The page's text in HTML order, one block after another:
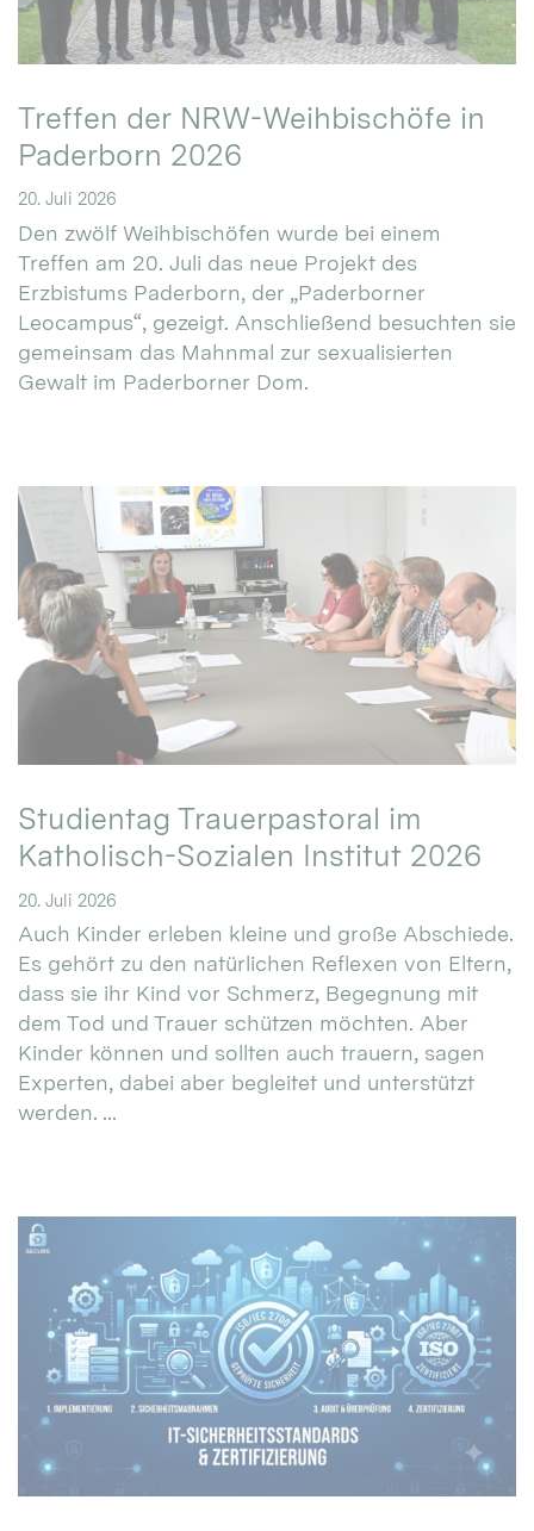
Treffen der NRW-Weihbischöfe in
Paderborn 2026
20. Juli 2026
Den zwölf Weihbischöfen wurde bei einem
Treffen am 20. Juli das neue Projekt des
Erzbistums Paderborn, der „Paderborner
Leocampus“, gezeigt. Anschließend besuchten sie
gemeinsam das Mahnmal zur sexualisierten
Gewalt im Paderborner Dom.
Studientag Trauerpastoral im
Katholisch-Sozialen Institut 2026
20. Juli 2026
Auch Kinder erleben kleine und große Abschiede.
Es gehört zu den natürlichen Reflexen von Eltern,
dass sie ihr Kind vor Schmerz, Begegnung mit
dem Tod und Trauer schützen möchten. Aber
Kinder können und sollten auch trauern, sagen
Experten, dabei aber begleitet und unterstützt
werden. ...